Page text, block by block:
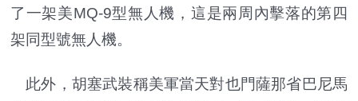
了一架美MQ-9型無人機，這是兩周內擊落的第四
架同型號無人機。
此外，胡塞武裝稱美軍當天對也門薩那省巴尼馬